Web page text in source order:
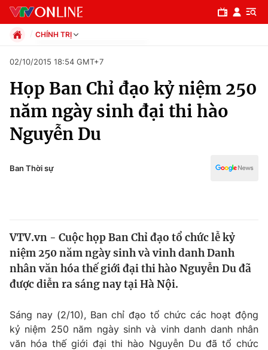
Chuyên mục
Chính trị
Thế giới
Tin tức
Câu chuyện quốc tế
Kinh tế
Tài chính
Thị trường
Dữ liệu và đời sống
CHÍNH TRỊ
Xã hội
Pháp luật
Thể thao
Truyền hình
Văn hóa - Giải trí
Đời sống
02/10/2015 18:54 GMT+7
Họp Ban Chỉ đạo kỷ niệm 250
năm ngày sinh đại thi hào
Nguyễn Du
Ban Thời sự
VTV.vn - Cuộc họp Ban Chỉ đạo tổ chức lễ kỷ
niệm 250 năm ngày sinh và vinh danh Danh
nhân văn hóa thế giới đại thi hào Nguyễn Du đã
được diễn ra sáng nay tại Hà Nội.
Sáng nay (2/10), Ban chỉ đạo tổ chức các hoạt động
kỷ niệm 250 năm ngày sinh và vinh danh danh nhân
văn hóa thế giới đại thi hào Nguyễn Du đã tổ chức